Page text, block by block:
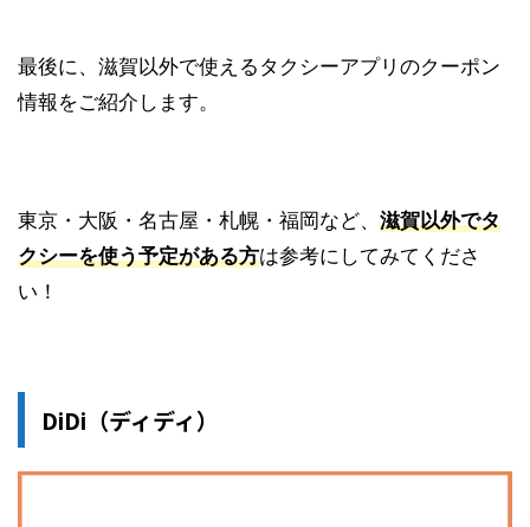
最後に、滋賀以外で使えるタクシーアプリのクーポン
情報をご紹介します。
東京・大阪・名古屋・札幌・福岡など、 滋賀以外でタ
クシーを使う予定がある方は参考にしてみてくださ
い！
DiDi（ディディ）